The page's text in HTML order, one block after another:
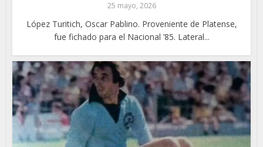
25 mayo, 2026
López Turitich, Oscar Pablino. Proveniente de Platense,
fue fichado para el Nacional ’85. Lateral...